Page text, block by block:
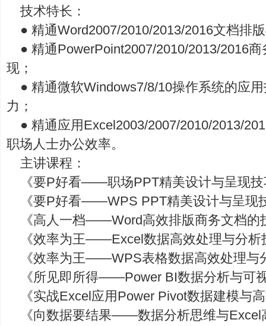
技术特长：
● 精通Word2007/2010/2013/2016文档排
● 精通PowerPoint2007/2010/2013/2016
现；
● 精通微软Windows7/8/10操作系统的应
力；
● 精通应用Excel2003/2007/2010/2013/
职场人士办公效率。
主讲课程：
《要P好看——职场PPT精美设计与呈现
《要P好看——WPS PPT精美设计与呈现
《高人一档——Word高效排版商务文档的
《效率为王——Excel数据高效处理与分析
《效率为王——WPS表格数据高效处理与
《所见即所得——Power BI数据分析与可
《实战Excel应用Power Pivot数据建模与
《向数据要结果——数据分析思维与Excel